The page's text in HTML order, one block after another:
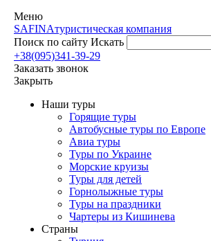
Меню
SAFINAтуристическая компания
Поиск по сайту Искать
+38(095)341-39-29
Заказать звонок
Закрыть
Наши туры
Горящие туры
Автобусные туры по Европе
Авиа туры
Туры по Украине
Морские круизы
Туры для детей
Горнолыжные туры
Туры на праздники
Чартеры из Кишинева
Страны